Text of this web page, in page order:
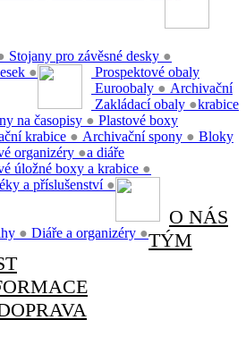
Stojany pro závěsné desky ●
●
Prospektové obaly
Euroobaly ●
Zakládací obaly ●
Archivační
krabice
na časopisy ●
krabice ● Archivační spony ●
Plastové boxy
organizéry ●
úložné boxy a krabice ●
a příslušenství ●
Bloky
a diáře
● Diáře a organizéry ●
O NÁS
TÝM